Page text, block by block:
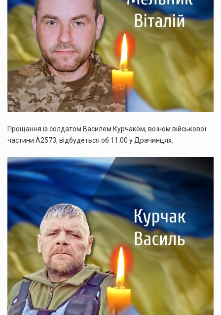
Прощання із солдатом Василем Курчаком, воїном військової
частини А2573, відбудеться об 11:00 у Драчинцях.